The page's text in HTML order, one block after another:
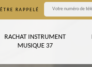
ÊTRE RAPPELÉ
RACHAT INSTRUMENT
MUSIQUE 37